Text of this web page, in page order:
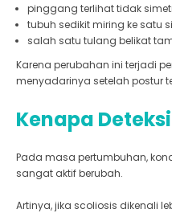
pinggang terlihat tidak
tubuh sedikit miring ke satu
salah satu tulang belikat
Karena perubahan ini terjadi
menyadarinya setelah postur
Kenapa
Pada masa pertumbuhan,
sangat aktif berubah.
Artinya, jika scoliosis dikenali